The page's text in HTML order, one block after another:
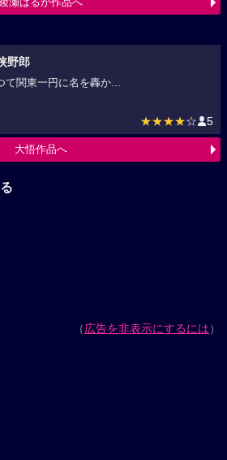
瀬はるか作品へ
野郎
て関東一円に名を轟か...
★★★★ ☆ 5
大悟作品へ